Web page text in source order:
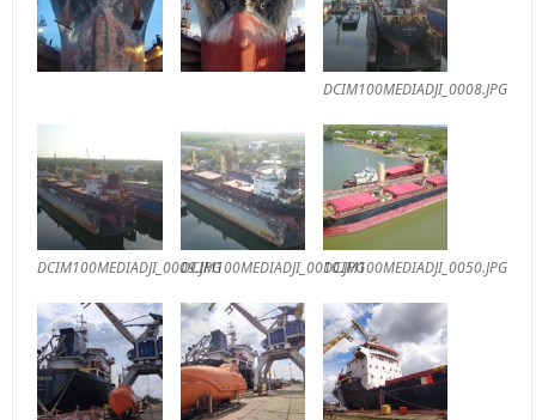
DCIM100MEDIADJI_0008.JPG
DCIM100MEDIADJI_0009.JPGDCIM100MEDIADJI_0010.JPGDCIM100MEDIADJI_0050.JPG